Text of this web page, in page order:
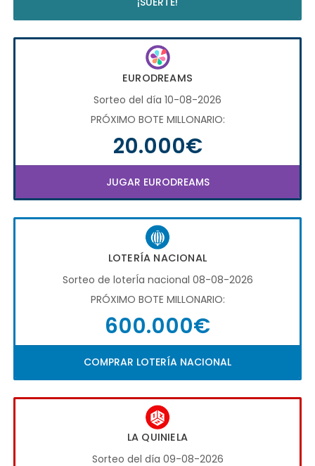
EURODREAMS
Sorteo del día 10-08-2026
PRÓXIMO BOTE MILLONARIO:
20.000€
JUGAR EURODREAMS
LOTERÍA NACIONAL
Sorteo de loterÍa nacional 08-08-2026
PRÓXIMO BOTE MILLONARIO:
600.000€
COMPRAR LOTERÍA NACIONAL
LA QUINIELA
Sorteo del día 09-08-2026